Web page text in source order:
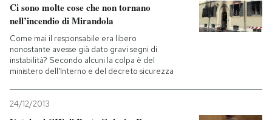
Ci sono molte cose che non tornano
nell’incendio di Mirandola
Come mai il responsabile era libero
nonostante avesse già dato gravi segni di
instabilità? Secondo alcuni la colpa è del
ministero dell'Interno e del decreto sicurezza
24/12/2013